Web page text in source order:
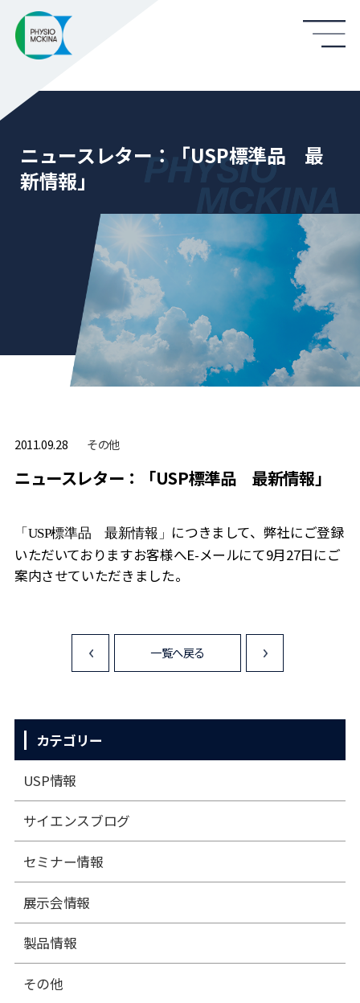
ニュースレター：「USP標準品 最
新情報」
2011.09.28 その他
ニュースレター：「USP標準品 最新情報」
「USP標準品 最新情報」 につきまして、弊社にご登録
いただいておりますお客様へE-メールにて9月27日にご
案内させていただきました。
<
一覧へ戻る
カテゴリー
USP情報
サイエンスブログ
セミナー情報
展⽰会情報
製品情報
その他